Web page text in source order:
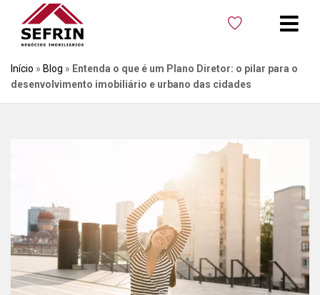
Início » Blog » Entenda o que é um Plano Diretor: o pilar para o
desenvolvimento imobiliário e urbano das cidades